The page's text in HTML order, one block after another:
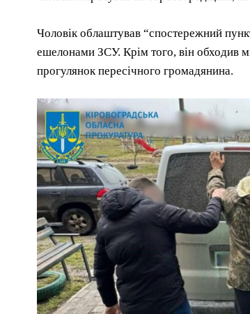
Чоловік облаштував “спостережний
ешелонами ЗСУ. Крім того, він обходив
прогулянок пересічного громадянина.